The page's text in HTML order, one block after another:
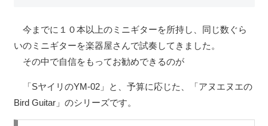
今までに１０本以上のミニギターを所持し、同じ数ぐら
いのミニギターを楽器屋さんで試奏してきました。
その中で自信をもってお勧めできるのが
「SヤイリのYM-02」と、予算に応じた、「アヌエヌエの
Bird Guitar」のシリーズです。